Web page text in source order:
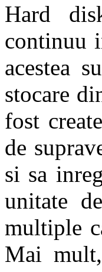
Hard
continuu
acestea
stocare
fost
de
si sa
unitate
multiple
Mai